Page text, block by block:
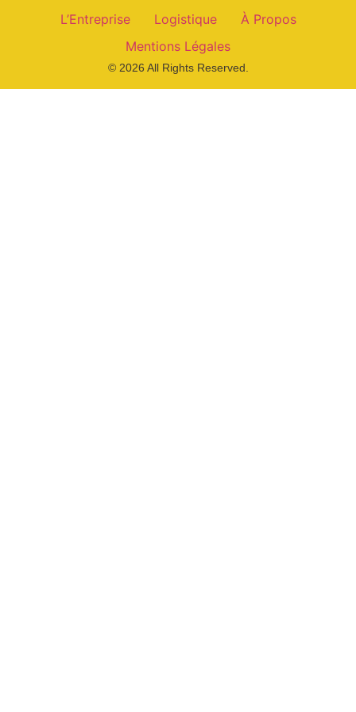
L’Entreprise Logistique
À Propos
Mentions Légales
© 2026 All Rights Reserved.